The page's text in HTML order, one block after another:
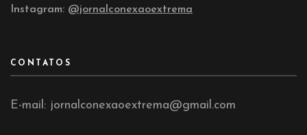
Instagram: @jornalconexaoextrema
CONTATOS
E-mail: jornalconexaoextrema@gmail.com